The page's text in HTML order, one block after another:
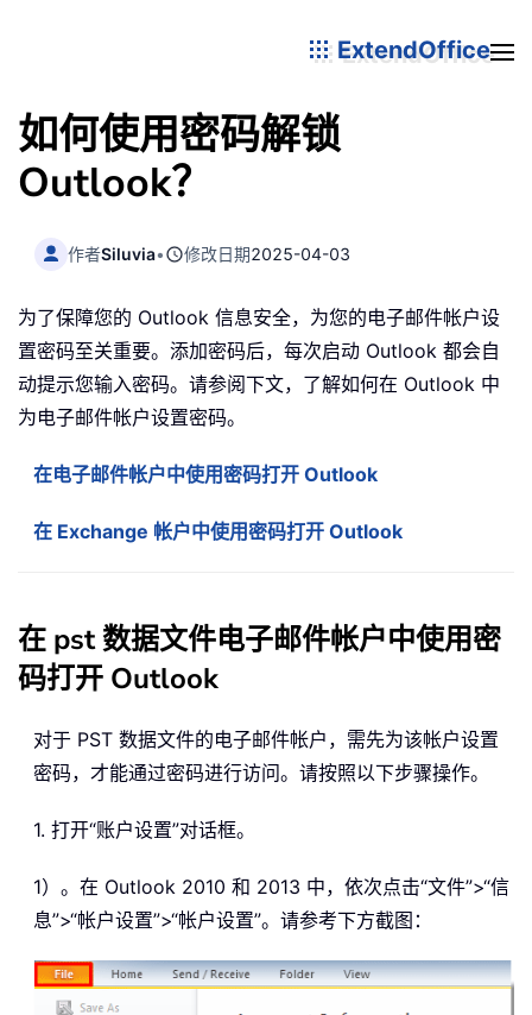
ExtendOffice
如何使用密码解锁
Outlook？
作者Siluvia• 修改日期2025-04-03
为了保障您的 Outlook 信息安全，为您的电子邮件帐户设
置密码至关重要。添加密码后，每次启动 Outlook 都会自
动提示您输入密码。请参阅下文，了解如何在 Outlook 中
为电子邮件帐户设置密码。
在电子邮件帐户中使用密码打开 Outlook
在 Exchange 帐户中使用密码打开 Outlook
在 pst 数据文件电子邮件帐户中使用密
码打开 Outlook
对于 PST 数据文件的电子邮件帐户，需先为该帐户设置
密码，才能通过密码进行访问。请按照以下步骤操作。
1. 打开“账户设置”对话框。
1）。在 Outlook 2010 和 2013 中，依次点击“文件”>“信
息”>“帐户设置”>“帐户设置”。请参考下方截图：